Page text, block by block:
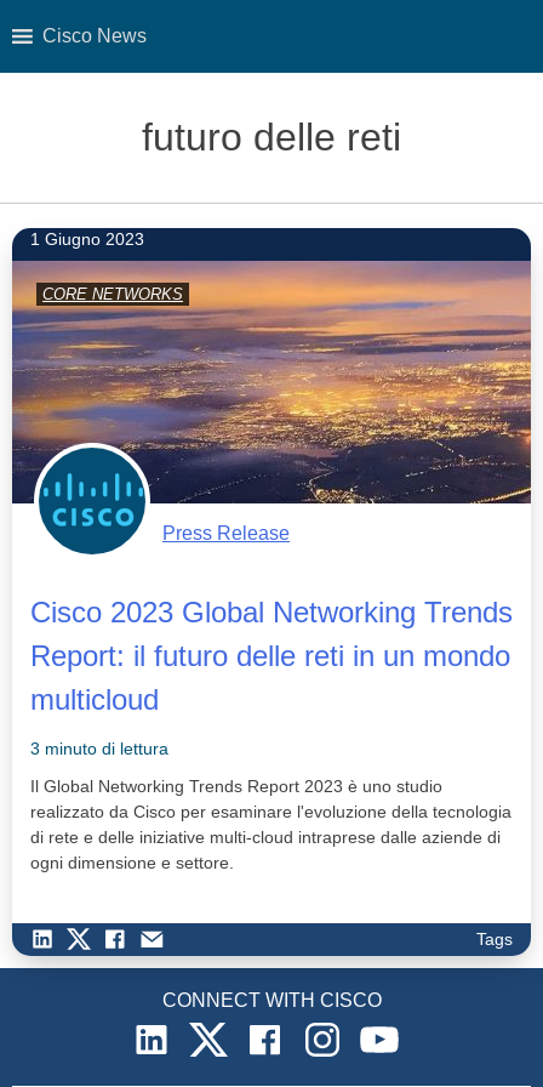
Cisco News
futuro delle reti
1 Giugno 2023
CORE NETWORKS
Press Release
Cisco 2023 Global Networking Trends
Report: il futuro delle reti in un mondo
multicloud
3 minuto di lettura
Il Global Networking Trends Report 2023 è uno studio
realizzato da Cisco per esaminare l'evoluzione della tecnologia
di rete e delle iniziative multi-cloud intraprese dalle aziende di
ogni dimensione e settore.
Tags
CONNECT WITH CISCO